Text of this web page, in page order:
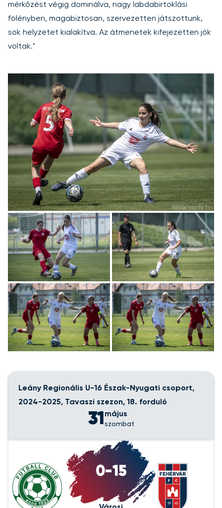
mérkőzést végig dominálva, nagy labdabirtoklási
fölényben, magabiztosan, szervezetten játszottunk,
sok helyzetet kialakítva. Az átmenetek kifejezetten jók
voltak."
Leány Regionális U-16 Észak-Nyugati csoport,
2024-2025, Tavaszi szezon, 18. forduló
31 május
szombat
0-15